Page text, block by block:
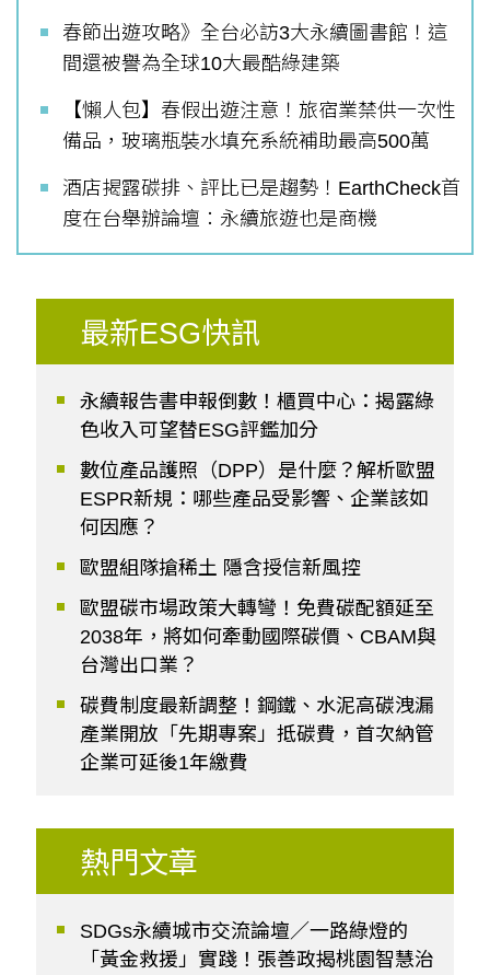
春節出遊攻略》全台必訪3大永續圖書館！這
間還被譽為全球10大最酷綠建築
【懶人包】春假出遊注意！旅宿業禁供一次性
備品，玻璃瓶裝水填充系統補助最高500萬
酒店揭露碳排、評比已是趨勢！EarthCheck首
度在台舉辦論壇：永續旅遊也是商機
最新ESG快訊
永續報告書申報倒數！櫃買中心：揭露綠
色收入可望替ESG評鑑加分
數位產品護照（DPP）是什麼？解析歐盟
ESPR新規：哪些產品受影響、企業該如
何因應？
歐盟組隊搶稀土 隱含授信新風控
歐盟碳市場政策大轉彎！免費碳配額延至
2038年，將如何牽動國際碳價、CBAM與
台灣出口業？
碳費制度最新調整！鋼鐵、水泥高碳洩漏
產業開放「先期專案」抵碳費，首次納管
企業可延後1年繳費
熱門文章
SDGs永續城市交流論壇／一路綠燈的
「黃金救援」實踐！張善政揭桃園智慧治